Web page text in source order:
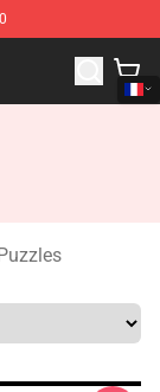
Shop